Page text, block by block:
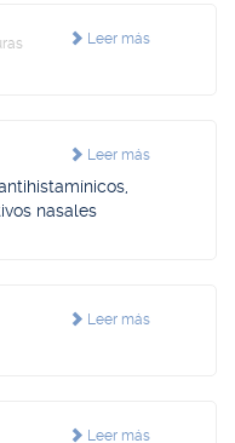
Leer más
Leer más
nasales
Leer más
Leer más